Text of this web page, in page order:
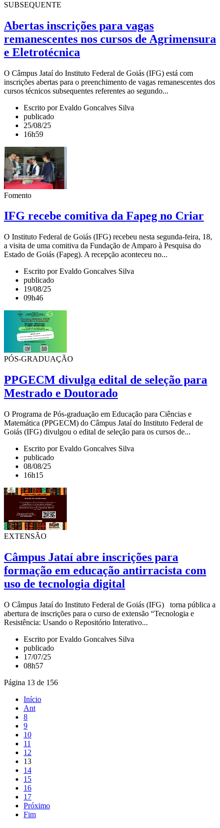
SUBSEQUENTE
Abertas inscrições para vagas
remanescentes nos cursos de Agrimensura
e Eletrotécnica
O Câmpus Jataí do Instituto Federal de Goiás (IFG) está com
inscrições abertas para o preenchimento de vagas remanescentes dos
cursos técnicos subsequentes referentes ao segundo...
Escrito por Evaldo Goncalves Silva
publicado
25/08/25
16h59
Fomento
IFG recebe comitiva da Fapeg no Criar
O Instituto Federal de Goiás (IFG) recebeu nesta segunda-feira, 18,
a visita de uma comitiva da Fundação de Amparo à Pesquisa do
Estado de Goiás (Fapeg). A recepção aconteceu no...
Escrito por Evaldo Goncalves Silva
publicado
19/08/25
09h46
PÓS-GRADUAÇÃO
PPGECM divulga edital de seleção para
Mestrado e Doutorado
O Programa de Pós-graduação em Educação para Ciências e
Matemática (PPGECM) do Câmpus Jataí do Instituto Federal de
Goiás (IFG) divulgou o edital de seleção para os cursos de...
Escrito por Evaldo Goncalves Silva
publicado
08/08/25
16h15
EXTENSÃO
Câmpus Jataí abre inscrições para
formação em educação antirracista com
uso de tecnologia digital
O Câmpus Jataí do Instituto Federal de Goiás (IFG) torna pública a
abertura de inscrições para o curso de extensão “Tecnologia e
Resistência: Usando o Repositório Interativo...
Escrito por Evaldo Goncalves Silva
publicado
17/07/25
08h57
Página 13 de 156
Início
Ant
8
9
10
11
12
13
14
15
16
17
Próximo
Fim